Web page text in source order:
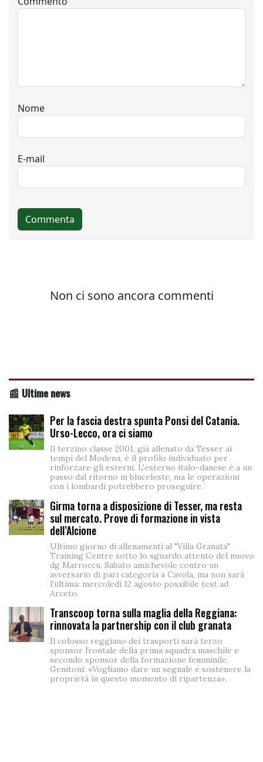
📰 Ultime news
Per la fascia destra spunta Ponsi del Catania.
Urso-Lecco, ora ci siamo
Il terzino classe 2001, già allenato da Tesser ai
tempi del Modena, è il profilo individuato per
rinforzare gli esterni. L'esterno italo-danese è a un
passo dal ritorno in bluceleste, ma le operazioni
con i lombardi potrebbero proseguire.
Girma torna a disposizione di Tesser, ma resta
sul mercato. Prove di formazione in vista
dell’Alcione
Ultimo giorno di allenamenti al "Villa Granata"
Training Centre sotto lo sguardo attento del nuovo
dg Marroccu. Sabato amichevole contro un
avversario di pari categoria a Cavola, ma non sarà
l'ultima: mercoledì 12 agosto possibile test ad
Arceto.
Transcoop torna sulla maglia della Reggiana:
rinnovata la partnership con il club granata
Il colosso reggiano dei trasporti sarà terzo
sponsor frontale della prima squadra maschile e
secondo sponsor della formazione femminile.
Genitoni: «Vogliamo dare un segnale e sostenere la
proprietà in questo momento di ripartenza».